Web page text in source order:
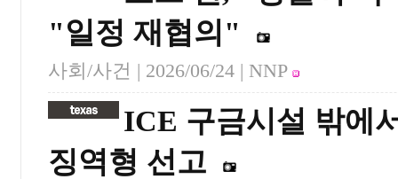
"일정 재협의"
사회/사건 | 2026/06/24 | NNP
ICE 구금시설 밖에
징역형 선고